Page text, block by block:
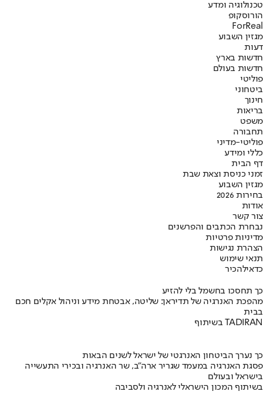
טכנולוגיה ומדע
הורוסקופ
ForReal
מגזין השבוע
דעות
חדשות בארץ
חדשות בעולם
פוליטי
ביטחוני
חינוך
בריאות
משפט
תחבורה
פוליטי-מדיני
כללי ומידע
דף הבית
זמני כניסת וצאת שבת
מגזין השבוע
בחירות 2026
אודות
צור קשר
נבחרת הכתבים והפרשנים
מדיניות פרטיות
הצהרת נגישות
תנאי שימוש
כדאילהכיר
כך תחסכו בחשמל בלי להזיע
מהפכת האנרגיה של תדיראן: שליטה, אבטחת מידע וניהול אקלים חכם
בבית
בשיתוף TADIRAN
כך נערך הביטחון האנרגטי של ישראל לשנים הבאות
פסגת האנרגיה במעמד שגריר ארה"ב, שר האנרגיה ובכירי התעשייה
בישראל ובעולם
בשיתוף המכון הישראלי לאנרגיה ולסביבה